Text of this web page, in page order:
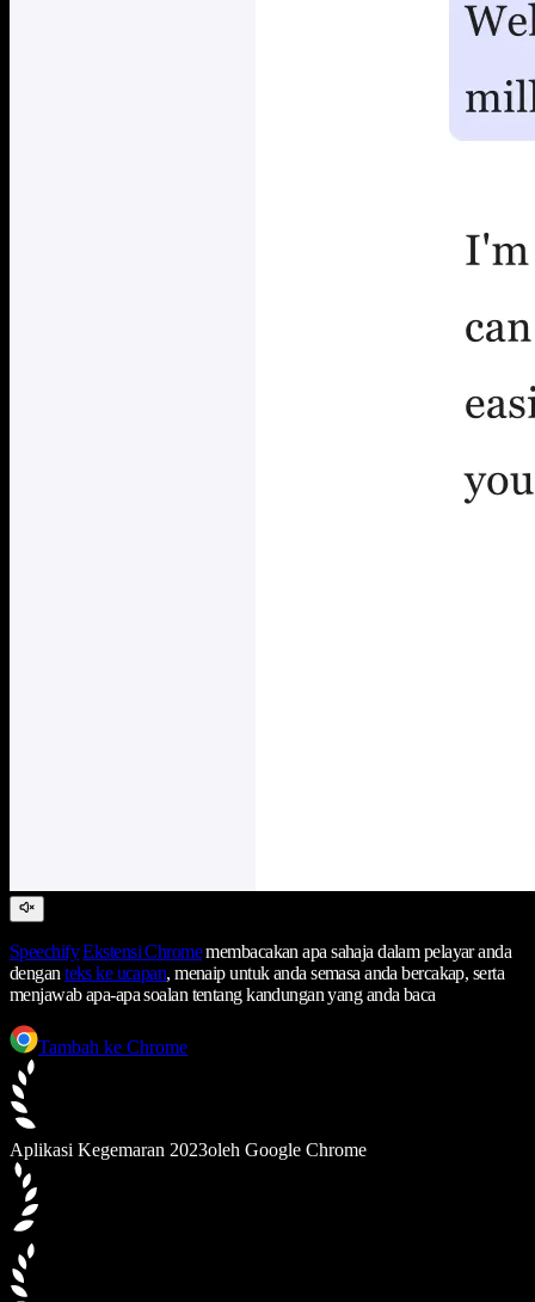
Speechify Ekstensi Chromemembacakan apa sahaja dalam pelayar anda
denganteks ke ucapan, menaip untuk anda semasa anda bercakap, serta
menjawab apa-apa soalan tentang kandungan yang anda baca
Tambah ke Chrome
Aplikasi Kegemaran 2023oleh Google Chrome